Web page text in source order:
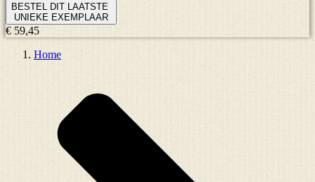
BESTEL DIT LAATSTE
UNIEKE EXEMPLAAR
€ 59,45
Home